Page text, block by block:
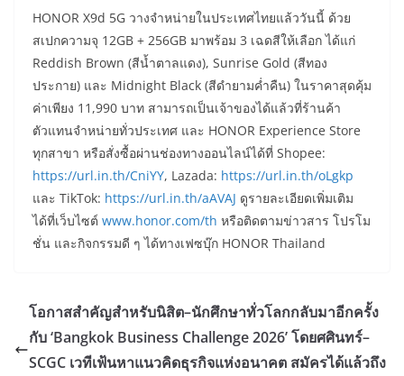
​​HONOR X9d 5G วางจำหน่ายในประเทศไทยแล้ววันนี้ ด้วย
สเปกความจุ 12GB + 256GB มาพร้อม 3 เฉดสีให้เลือก ได้แก่
Reddish Brown (สีน้ำตาลแดง), Sunrise Gold (สีทอง
ประกาย) และ Midnight Black (สีดำยามค่ำคืน) ในราคาสุดคุ้ม
ค่าเพียง 11,990 บาท สามารถเป็นเจ้าของได้แล้วที่ร้านค้า
ตัวแทนจำหน่ายทั่วประเทศ และ HONOR Experience Store
ทุกสาขา หรือสั่งซื้อผ่านช่องทางออนไลน์ได้ที่ Shopee:
https://url.in.th/CniYY, Lazada: https://url.in.th/oLgkp
และ TikTok: https://url.in.th/aAVAJ ดูรายละเอียดเพิ่มเติม
ได้ที่เว็บไซต์ www.honor.com/th หรือติดตามข่าวสาร โปรโม
ชั่น และกิจกรรมดี ๆ ได้ทางเฟซบุ๊ก HONOR Thailand
โอกาสสำคัญสำหรับนิสิต–นักศึกษาทั่วโลกกลับมาอีกครั้ง
กับ ‘Bangkok Business Challenge 2026’ โดยศศินทร์–
SCGC เวทีเฟ้นหาแนวคิดธุรกิจแห่งอนาคต สมัครได้แล้วถึง